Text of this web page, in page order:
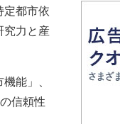
定都市依
究力と産
能」、
信頼性